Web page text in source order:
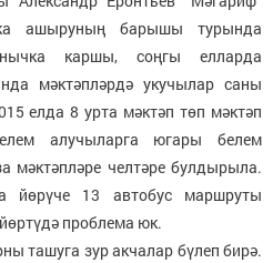
ашыруның барышы турында
каршы, соңгы елларда
мәктәпләрдә укучылар саны
елда 8 урта мәктәп төп мәктәп
алучыларга югары белем
мәктәпләре челтәре булдырыла.
йөрүче 13 автобус маршруты
проблема юк.
ташуга зур акчалар бүлеп бирә.